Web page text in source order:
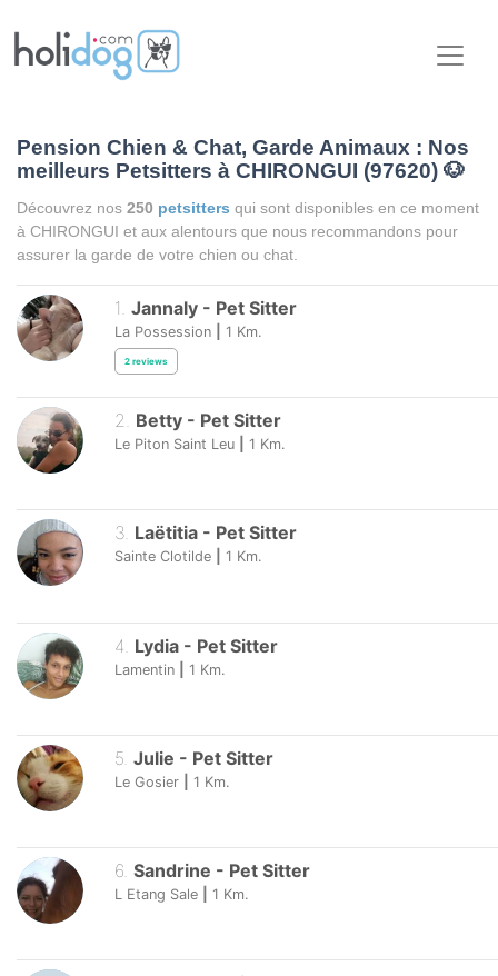
Pension Chien & Chat, Garde Animaux : Nos
meilleurs Petsitters à CHIRONGUI (97620) 🐶
Découvrez nos 250 petsitters qui sont disponibles en ce moment
à CHIRONGUI et aux alentours que nous recommandons pour
assurer la garde de votre chien ou chat.
1. Jannaly - Pet Sitter
La Possession 1 Km.
2 reviews
2. Betty - Pet Sitter
Le Piton Saint Leu 1 Km.
3. Laëtitia - Pet Sitter
Sainte Clotilde 1 Km.
4 Lydia - Pet Sitter
Lamentin 1 Km.
5 Julie - Pet Sitter
Le Gosier 1 Km.
6. Sandrine - Pet Sitter
L Etang Sale 1 Km.